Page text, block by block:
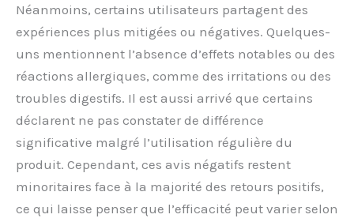
Néanmoins, certains utilisateurs partagent des
expériences plus mitigées ou négatives. Quelques-
uns mentionnent l’absence d’effets notables ou des
réactions allergiques, comme des irritations ou des
troubles digestifs. Il est aussi arrivé que certains
déclarent ne pas constater de différence
significative malgré l’utilisation régulière du
produit. Cependant, ces avis négatifs restent
minoritaires face à la majorité des retours positifs,
ce qui laisse penser que l’efficacité peut varier selon